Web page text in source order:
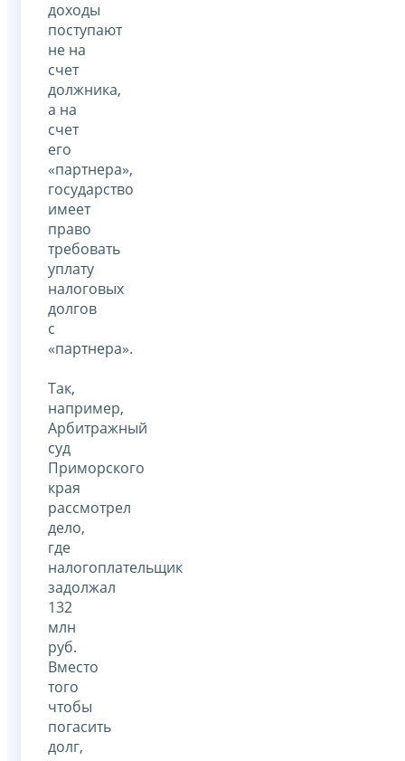
доходы
поступают
не на
счет
должника,
а на
счет
его
«партнера»,
государство
имеет
право
требовать
уплату
налоговых
долгов
с
«партнера».
Так,
например,
Арбитражный
суд
Приморского
края
рассмотрел
дело,
где
налогоплательщик
задолжал
132
млн
руб.
Вместо
того
чтобы
погасить
долг,